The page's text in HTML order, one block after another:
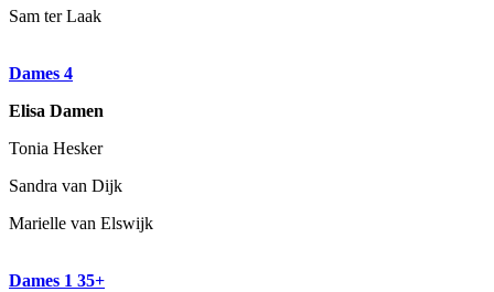
Sam ter Laak
Dames 4
Elisa Damen
Tonia Hesker
Sandra van Dijk
Marielle van Elswijk
Dames 1 35+